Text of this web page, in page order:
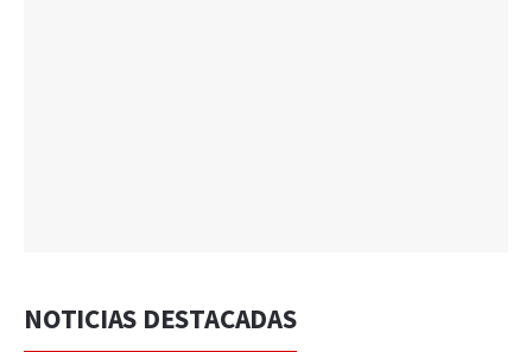
NOTICIAS DESTACADAS